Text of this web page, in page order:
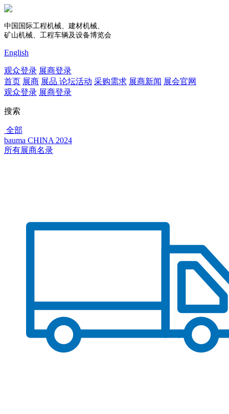
中国国际工程机械、建材机械、
矿山机械、工程车辆及设备博览会
English
观众登录 展商登录
首页 展商 展品 论坛活动 采购需求 展商新闻 展会官网
观众登录 展商登录
搜索
全部
bauma CHINA 2024
所有展商名录